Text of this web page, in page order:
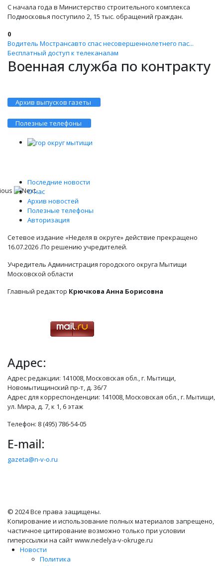
С начала года в Министерство строительного комплекса
Подмосковья поступило 2, 15 тыс. обращений граждан.
0
Водитель Мострансавто спас несовершеннолетнего пас...
Бесплатный доступ к телеканалам
Военная служба по контракту
Архив выпусков газеты
Полезные телефоны
Последние новости
О нас
Архив новостей
Полезные телефоны
Авторизация
Сетевое издание «Неделя в округе» действие прекращено
16.07.2026 .По решению учредителей.
Учредитель Администрация городского округа Мытищи
Московской области
Главный редактор Крючкова Анна Борисовна
Адрес:
Адрес редакции: 141008, Московская обл., г. Мытищи,
Новомытищинский пр-т, д. 36/7
Адрес для корреспонденции: 141008, Московская обл., г. Мытищи,
ул. Мира, д. 7, к 1, 6 этаж
Телефон: 8 (495) 786-54-05
E-mail:
gazeta@n-v-o.ru
© 2024 Все права защищены.
Копирование и использование полных материалов запрещено,
частичное цитирование возможно только при условии
гиперссылки на сайт www.nedelya-v-okruge.ru
Новости
Политика